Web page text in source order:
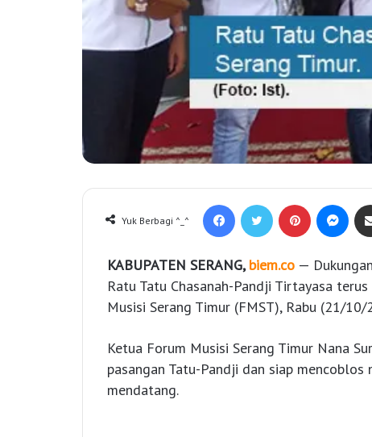
Yuk Berbagi ^_^
KABUPATEN SERANG,biem.co —
Ratu Tatu Chasanah-Pandji Tirtayasa
Musisi Serang Timur (FMST), Rabu (21/10/
Ketua Forum Musisi Serang Timur Nana
pasangan Tatu-Pandji dan siap
mendatang.